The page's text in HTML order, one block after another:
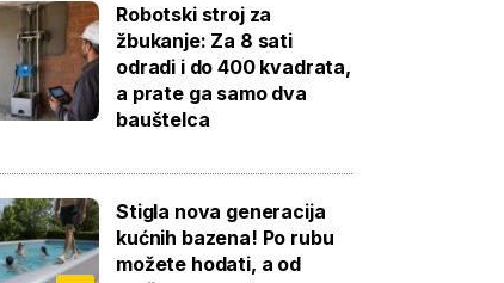
Robotski stroj za
žbukanje: Za 8 sati
odradi i do 400 kvadrata,
a prate ga samo dva
bauštelca
Stigla nova generacija
kućnih bazena! Po rubu
možete hodati, a od